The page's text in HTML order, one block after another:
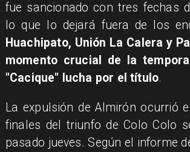
fue sancionado con tres fechas
lo que lo dejará fuera de los
Huachipato, Unión La Calera y
momento crucial de la
"Cacique" lucha por el título.
La expulsión de Almirón ocurrió
finales del triunfo de Colo Colo
pasado jueves. Según el informe